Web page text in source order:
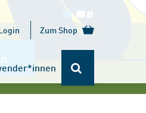
Zum Shop